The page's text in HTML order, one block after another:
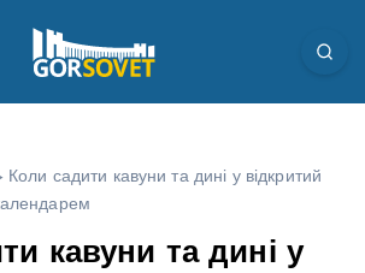
Коли садити кавуни та дині у відкритий
кавуни та дині у